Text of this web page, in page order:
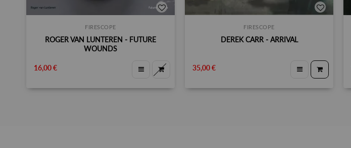
FIRESCOPE
ROGER VAN LUNTEREN - FUTURE
WOUNDS
16,00 €
FIRESCOPE
DEREK CARR - ARRIVAL
35,00 €